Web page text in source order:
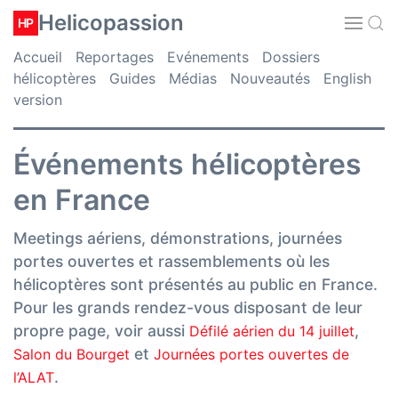
HP Helicopassion
Accueil Reportages Evénements
Dossiers
hélicoptères
Guides Médias Nouveautés
English
version
Événements hélicoptères
en France
Meetings aériens, démonstrations, journées
portes ouvertes et rassemblements où les
hélicoptères sont présentés au public en France.
Pour les grands rendez-vous disposant de leur
propre page, voir aussi Défilé aérien du 14 juillet,
Salon du Bourget et Journées portes ouvertes de
l’ALAT.